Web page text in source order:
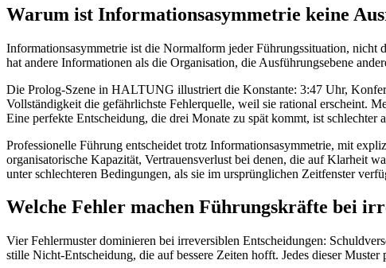
Warum ist Informationsasymmetrie keine
Informationsasymmetrie ist die Normalform jeder Führungssituation,
hat andere Informationen als die Organisation, die Ausführungsebene
Die Prolog-Szene in HALTUNG illustriert die Konstante: 3:47 Uhr,
Vollständigkeit die gefährlichste Fehlerquelle, weil sie rational erscheint.
Eine perfekte Entscheidung, die drei Monate zu spät kommt, ist schlechter
Professionelle Führung entscheidet trotz Informationsasymmetrie, mit
organisatorische Kapazität, Vertrauensverlust bei denen, die auf Klarheit
unter schlechteren Bedingungen, als sie im ursprünglichen Zeitfenster
Welche Fehler machen Führungskräfte bei
Vier Fehlermuster dominieren bei irreversiblen Entscheidungen:
stille Nicht-Entscheidung, die auf bessere Zeiten hofft. Jedes dieser